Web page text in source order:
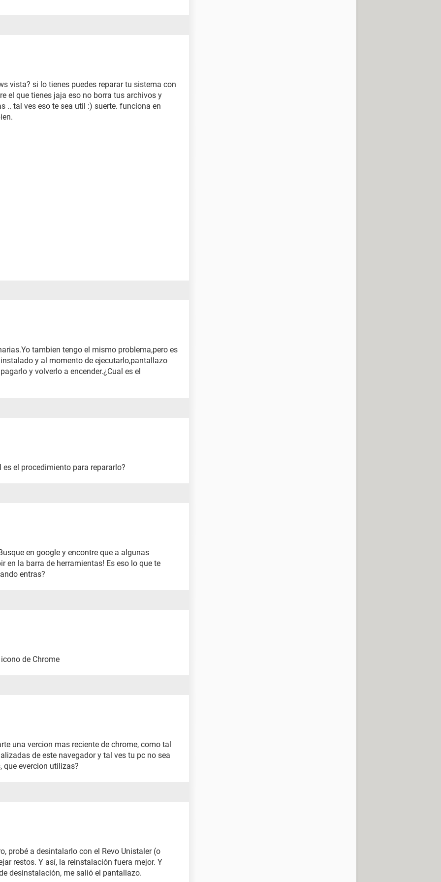
vista? si lo tienes puedes reparar tu sistema con
el que tienes jaja eso no borra tus archivos y
.. tal ves eso te sea util :) suerte. funciona en
tambien tengo el mismo problema,pero es
y al momento de ejecutarlo,pantallazo
y volverlo a encender.¿Cual es el
el procedimiento para repararlo?
en google y encontre que a algunas
en la barra de herramientas! Es eso lo que te
entras?
de Chrome
una vercion mas reciente de chrome, como tal
de este navegador y tal ves tu pc no sea
que evercion utilizas?
probé a desintalarlo con el Revo Unistaler (o
restos. Y así, la reinstalación fuera mejor. Y
desinstalación, me salió el pantallazo.